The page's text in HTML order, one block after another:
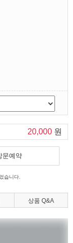
20,000원
문예약
습니다.
상품 Q&A